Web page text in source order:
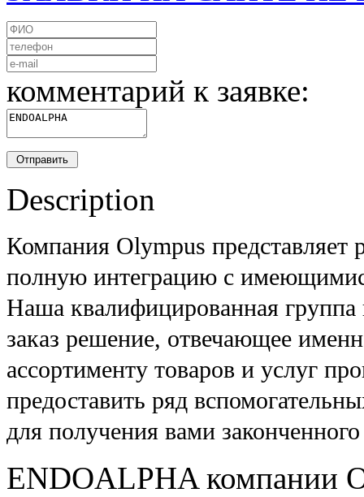
комментарий к заявке:
Description
Компания Olympus представляет
полную интеграцию с
Наша квалифицированная группа
заказ решение, отвечающее
ассортименту товаров и услуг
предоставить ряд
для получения вами
ENDOALPHA компании